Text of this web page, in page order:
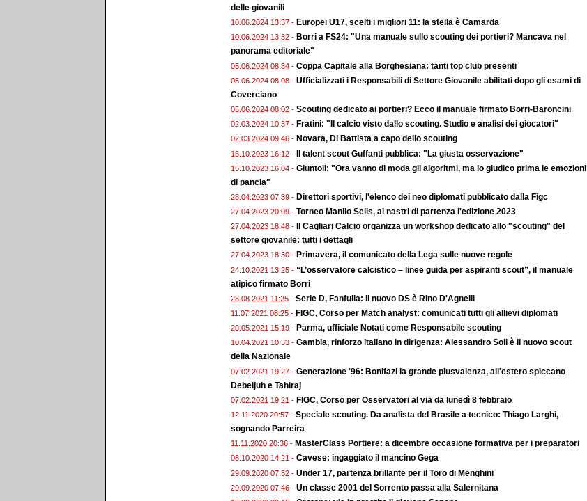
delle giovanili
10.06.2024 13:37 - Europei U17, scelti i migliori 11: la stella è Camarda
10.06.2024 13:32 - Borri a FS24: "Una manuale sullo scouting dei portieri? Mancava nel
panorama editoriale"
05.06.2024 08:34 - Coppa Capitale alla Borghesiana: tanti top club presenti
05.06.2024 08:08 - Ufficializzati i Responsabili di Settore Giovanile abilitati dopo gli esami di
Coverciano
05.06.2024 08:02 - Scouting dedicato ai portieri? Ecco il manuale firmato Borri-Baroncini
02.03.2024 10:37 - Fratini: "Il calcio visto dallo scouting. Studio e analisi dei giocatori"
02.03.2024 09:46 - Novara, Di Battista a capo dello scouting
15.10.2023 16:12 - Il talent scout Guffanti pubblica: "La giusta osservazione"
15.10.2023 16:04 - Giuntoli: "Ora vanno di moda gli algoritmi, ma io giudico prima le emozioni
di pancia"
28.04.2023 07:39 - Direttori sportivi, l'elenco dei neo diplomati pubblicato dalla Figc
27.04.2023 20:09 - Torneo Manlio Selis, ai nastri di partenza l'edizione 2023
27.04.2023 18:48 -
Il Cagliari Calcio organizza un workshop dedicato allo "scouting" del
settore giovanile: tutti i dettagli
27.04.2023 18:30 - Primavera, il comunicato della Lega sulle nuove regole
24.10.2021 13:25 - “L’osservatore calcistico – linee guida per aspiranti scout”, il manuale
atipico firmato Borri
28.08.2021 11:25 - Serie D, Fanfulla: il nuovo DS è Rino D'Agnelli
11.07.2021 08:25 - FIGC, Corso per Match analyst: comunicati tutti gli allievi diplomati
20.05.2021 15:19 - Parma, ufficiale Notati come Responsabile scouting
10.04.2021 10:33 - Gambia, rinforzo italiano in dirigenza: Alessandro Soli è il nuovo scout
della Nazionale
07.02.2021 19:27 - Generazione '96: Bonifazi la grande plusvalenza, all'estero spiccano
Debeljuh e Tahiraj
07.02.2021 19:21 - FIGC, Corso per Osservatori al via da lunedì 8 febbraio
12.11.2020 20:57 - Speciale scouting. Da analista del Brasile a tecnico: Thiago Larghi,
sognando Parreira
11.11.2020 20:36 - MasterClass Portiere: a dicembre occasione formativa per i preparatori
08.10.2020 14:21 - Cavese: ingaggiato il mancino Gega
29.09.2020 07:52 - Under 17, partenza brillante per il Toro di Menghini
29.09.2020 07:46 - Un classe 2001 del Sorrento passa alla Salernitana